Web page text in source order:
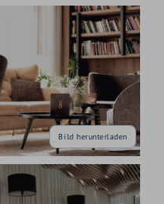
Bild herunterladen